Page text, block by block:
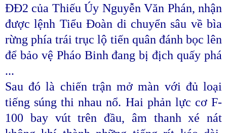
ĐĐ2 của Thiếu Úy Nguyễn Văn Phán, nhận
được lệnh Tiểu Đoàn di chuyển sâu về bìa
rừng phía trái trục lộ tiến quân đánh bọc lên
để bảo vệ Pháo Binh đang bị địch quấy phá
...
Sau đó là chiến trận mở màn với đủ loại
tiếng súng thi nhau nổ. Hai phản lực cơ F-
100 bay vút trên đầu, âm thanh xé nát